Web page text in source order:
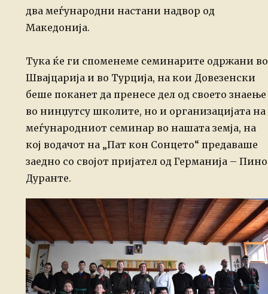
два меѓународни настани надвор од
Македонија.
Тука ќе ги споменеме семинарите одржани во
Швајцарија и во Турција, на кои Довезенски
беше поканет да пренесе дел од своето знаење
во нинџутсу школите, но и организацијата на
меѓународниот семинар во нашата земја, на
кој водачот на „Пат кон Сонцето“ предаваше
заедно со својот пријател од Германија – Пино
Дуранте.